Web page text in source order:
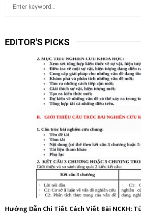
c
EDITOR'S PICKS
Hướng Dẫn Chi Tiết Cách Viết Bài NCKH: